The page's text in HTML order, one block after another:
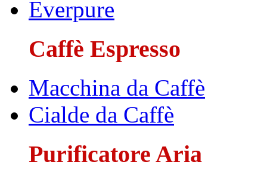
Everpure
Caffè Espresso
Macchina da Caffè
Cialde da Caffè
Purificatore Aria